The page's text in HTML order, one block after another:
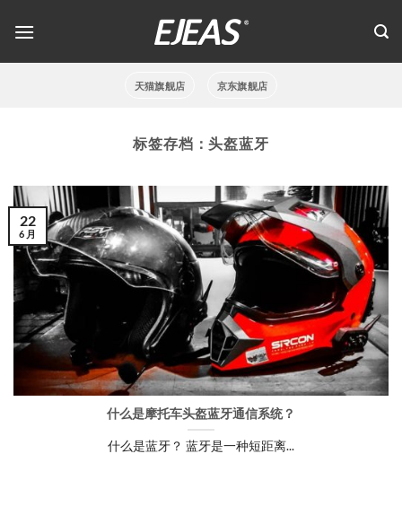
天猫旗舰店 京东旗舰店
标签存档：头盔蓝牙
什么是摩托车头盔蓝牙通信系统？
什么是蓝牙？ 蓝牙是一种短距离...
22
6 月